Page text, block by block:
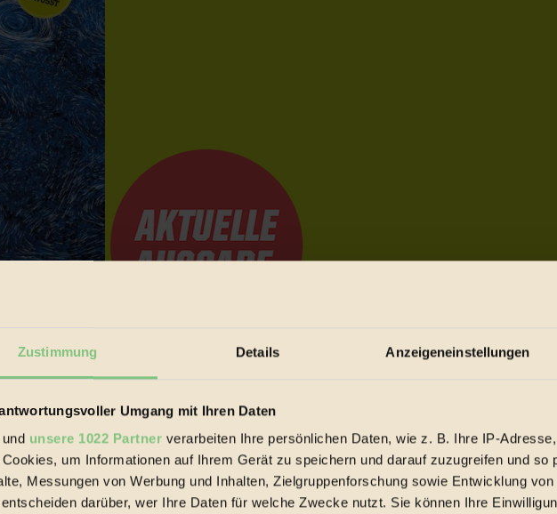
Zustimmung Details Anzeigeneinstellungen
Umgang mit Ihren Daten
unsere 1022 Partner verarbeiten Ihre persönlichen Daten, wie z. B. Ihre IP-
um Informationen auf Ihrem Gerät zu speichern und darauf zuzugreifen und so
Messungen von Werbung und Inhalten, Zielgruppenforschung sowie Entwicklung
darüber, wer Ihre Daten für welche Zwecke nutzt. Sie können Ihre
den Ozean und seine Bewegungen festzuhalten.
im Freilandhühnerbetrieb vorbeischauen.
fühlen sich in Mitteleuropa inziwschen oft zu Hause.
die nach Entleerung voll wieder zu dir zurückkommen.